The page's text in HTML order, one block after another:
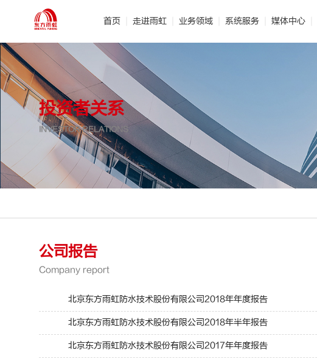
首页 走进雨虹
· 公司介绍
业务领域 系统服务 媒体中心
投资者关系
INVESTOR RELATIONS
公司报告
Company report
北京东方雨虹防水技术股份有限公司2018年年度报告
北京东方雨虹防水技术股份有限公司2018年半年报告
北京东方雨虹防水技术股份有限公司2017年年度报告